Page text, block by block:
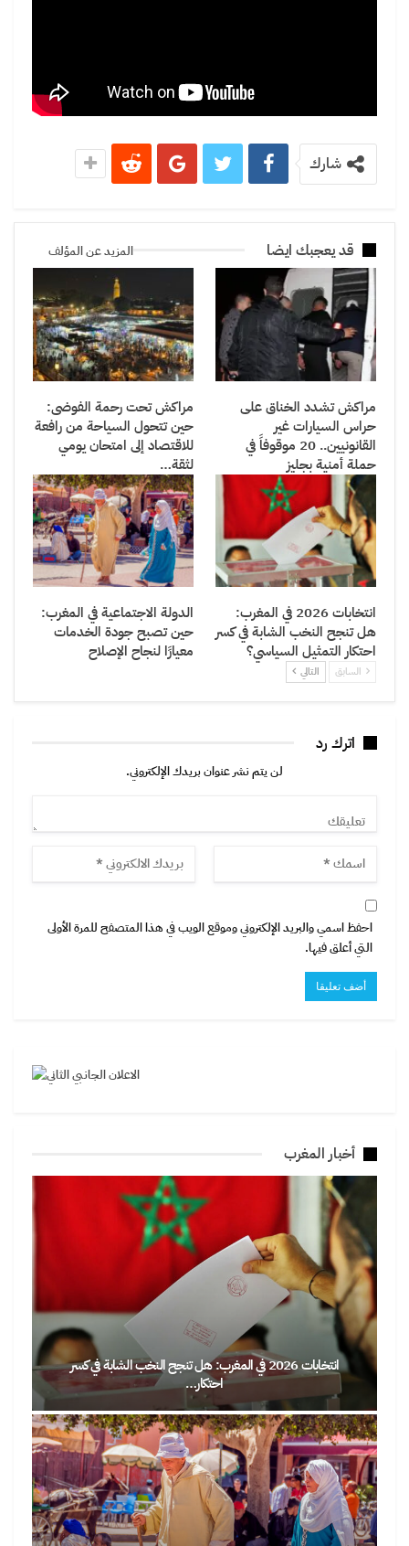
شارك
قد يعجبك ايضا المزيد عن المؤلف
مراكش تشدد الخناق على
حراس السيارات غير
القانونيين.. 20 موقوفاً في
حملة أمنية بجليز
مراكش تحت رحمة الفوضى:
حين تتحول السياحة من رافعة
للاقتصاد إلى امتحان يومي
لثقة…
انتخابات 2026 في المغرب:
هل تنجح النخب الشابة في كسر
احتكار التمثيل السياسي؟
الدولة الاجتماعية في المغرب:
حين تصبح جودة الخدمات
معيارًا لنجاح الإصلاح
السابق التالي
اترك رد
لن يتم نشر عنوان بريدك الإلكتروني.
احفظ اسمي والبريد الإلكتروني وموقع الويب في هذا المتصفح للمرة الأولى
التي أعلق فيها.
أخبار المغرب
2026 في المغرب: هل تنجح النخب الشابة في كسر
احتكار…
حين يصبح مغاربة العالم